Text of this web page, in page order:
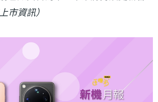
市資訊）